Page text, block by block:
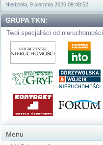
Niedziela, 9 sierpnia 2026 09:48:52
GRUPA TKN:
Twoi specjaliści od nieruchomości
Menu